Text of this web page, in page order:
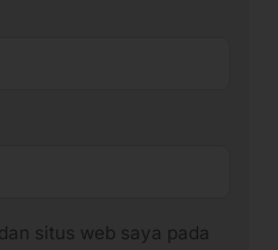
situs web saya pada